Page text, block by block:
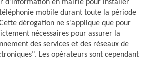
d'information en mairie pour installer
mobile durant toute la période
dérogation ne s'applique que pour
nécessaires pour assurer la
des services et des réseaux de
Les opérateurs sont cependant